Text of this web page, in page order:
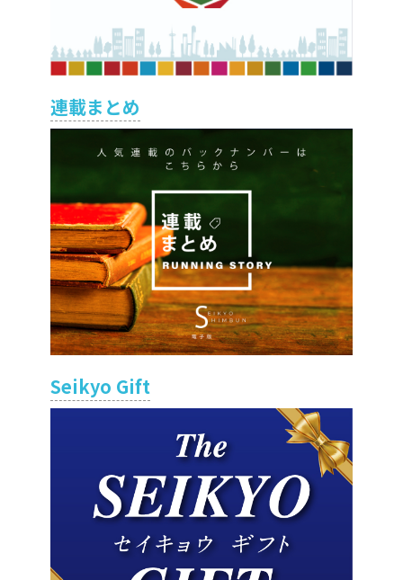
連載まとめ
Seikyo Gift